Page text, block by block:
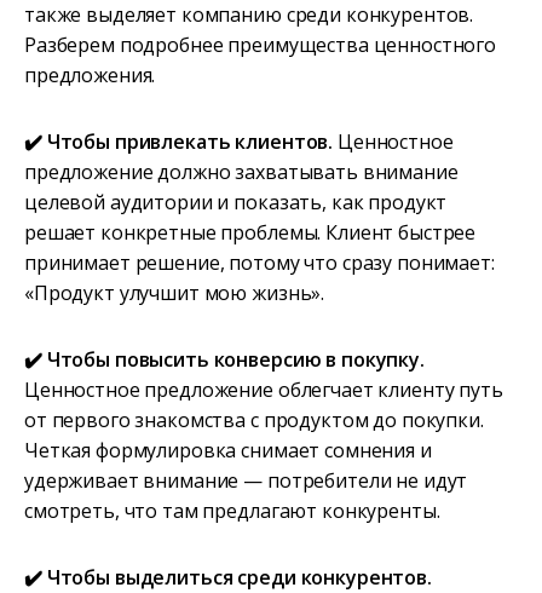
также выделяет компанию среди конкурентов.
Разберем подробнее преимущества ценностного
предложения.
✔️ Чтобы привлекать клиентов. Ценностное
предложение должно захватывать внимание
целевой аудитории и показать, как продукт
решает конкретные проблемы. Клиент быстрее
принимает решение, потому что сразу понимает:
«Продукт улучшит мою жизнь».
✔️ Чтобы повысить конверсию в покупку.
Ценностное предложение облегчает клиенту путь
от первого знакомства с продуктом до покупки.
Четкая формулировка снимает сомнения и
удерживает внимание — потребители не идут
смотреть, что там предлагают конкуренты.
✔️ Чтобы выделиться среди конкурентов.